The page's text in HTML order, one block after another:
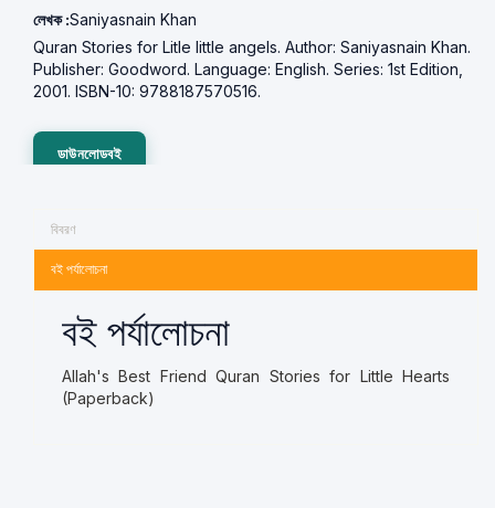
লেখক :Saniyasnain Khan
Quran Stories for Litle little angels. Author: Saniyasnain Khan.
Publisher: Goodword. Language: English. Series: 1st Edition,
2001. ISBN-10: 9788187570516.
ডাউনলোডবই
বিবরণ
বই পর্যালোচনা
বই পর্যালোচনা
Allah's Best Friend Quran Stories for Little Hearts
(Paperback)